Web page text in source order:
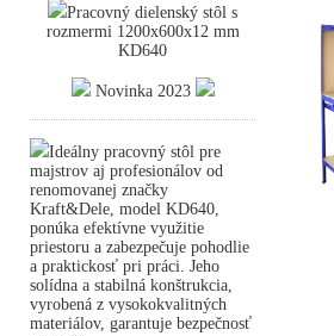
Pracovný dielenský stôl s
rozmermi 1200x600x12 mm
KD640
Novinka 2023
Ideálny pracovný stôl pre
majstrov aj profesionálov od
renomovanej značky
Kraft&Dele, model KD640,
ponúka efektívne využitie
priestoru a zabezpečuje pohodlie
a praktickosť pri práci. Jeho
solídna a stabilná konštrukcia,
vyrobená z vysokokvalitných
materiálov, garantuje bezpečnosť